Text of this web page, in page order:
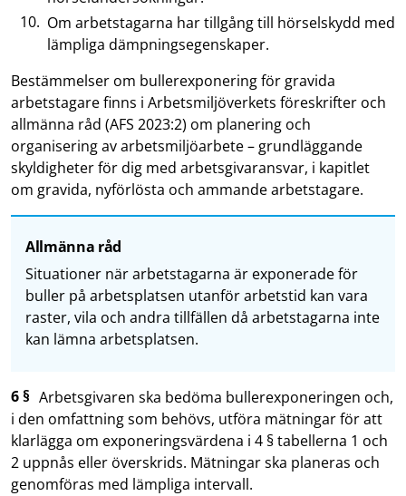
Om arbetstagarna har tillgång till hörselskydd med
lämpliga dämpningsegenskaper.
Bestämmelser om bullerexponering för gravida
arbetstagare finns i Arbetsmiljöverkets föreskrifter och
allmänna råd (AFS 2023:2) om planering och
organisering av arbetsmiljöarbete – grundläggande
skyldigheter för dig med arbetsgivaransvar, i kapitlet
om gravida, nyförlösta och ammande arbetstagare.
Allmänna råd
Situationer när arbetstagarna är exponerade för
buller på arbetsplatsen utanför arbetstid kan vara
raster, vila och andra tillfällen då arbetstagarna inte
kan lämna arbetsplatsen.
6 § Arbetsgivaren ska bedöma bullerexponeringen och,
i den omfattning som behövs, utföra mätningar för att
klarlägga om exponeringsvärdena i 4 § tabellerna 1 och
2 uppnås eller överskrids. Mätningar ska planeras och
genomföras med lämpliga intervall.